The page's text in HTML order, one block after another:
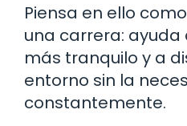
Piensa en ello
una carrera: ayuda
más tranquilo y a
entorno sin la
constantemente.